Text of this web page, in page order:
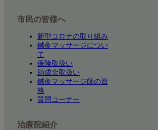
市民の皆様へ
新型コロナの取り組み
鍼灸マッサージについ
て
保険取扱い
助成金取扱い
鍼灸マッサージ師の資
格
質問コーナー
治療院紹介